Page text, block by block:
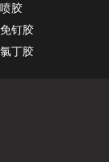
喷胶
免钉胶
氯丁胶